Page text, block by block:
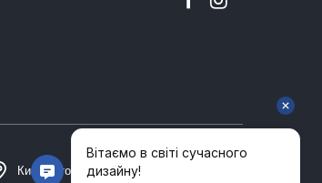
Киев, Столичное шоссе 101, Домосфера